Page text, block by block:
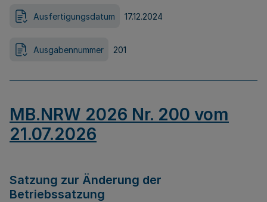
Ausfertigungsdatum 17.12.2024
Ausgabennummer 201
MB.NRW 2026 Nr. 200 vom
21.07.2026
Satzung zur Änderung der
Betriebssatzung